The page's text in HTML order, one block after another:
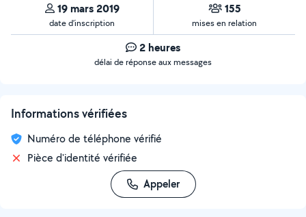
19 mars 2019
date d’inscription
155
mises en relation
2 heures
délai de réponse aux messages
Informations vérifiées
Numéro de téléphone vérifié
Pièce d'identité vérifiée
Appeler